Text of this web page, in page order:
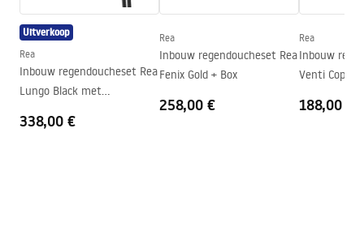
Hoogte (mm)
Richting van de cabine
Links of rechts
Garantie
24 maanden
Ja, aan één kant van het glas
Instrukcja_monta__u_kabiny_przy__ciennej_Atlas.pdf
Uitverkoop
Rea
Inbouw regendoucheset Rea
Lungo Black met
338,00 €
Rea
Inbouw regendoucheset Rea
Fenix ​​​​Gold + Box
258,00 €
Rea
Inbouw
188,00 €